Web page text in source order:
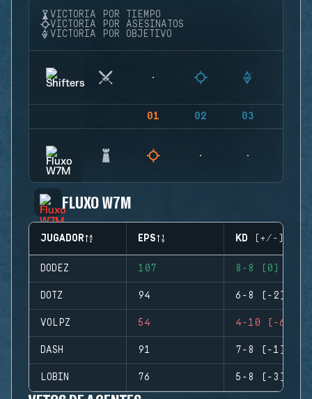
VICTORIA POR TIEMPO
VICTORIA POR ASESINATOS
VICTORIA POR OBJETIVO
01 02 03
FLUXO W7M
JUGADOR EPS KD (+/-)
DODEZ 107 8-8 (0)
DOTZ 94 6-8 (-2)
VOLPZ 54 4-10 (-6)
DASH 91 7-8 (-1)
LOBIN 76 5-8 (-3)